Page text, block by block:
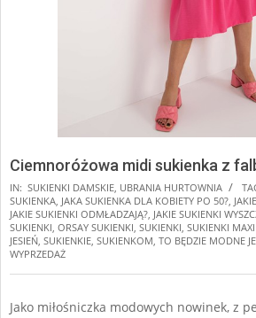
Ciemnoróżowa midi sukienka z
IN: SUKIENKI DAMSKIE UBRANIA HURTOWNIA
SUKIENKA JAKA SUKIENKA DLA KOBIETY PO 50?
JAKIE SUKIENKI ODMŁADZAJĄ? JAKIE SUKIENKI
SUKIENKI ORSAY SUKIENKI SUKIENKI SUKIENKI
JESIEŃ SUKIENKIE SUKIENKOM TO BĘDZIE MODNE
WYPRZEDAŻ
Jako miłośniczka modowych nowinek, z